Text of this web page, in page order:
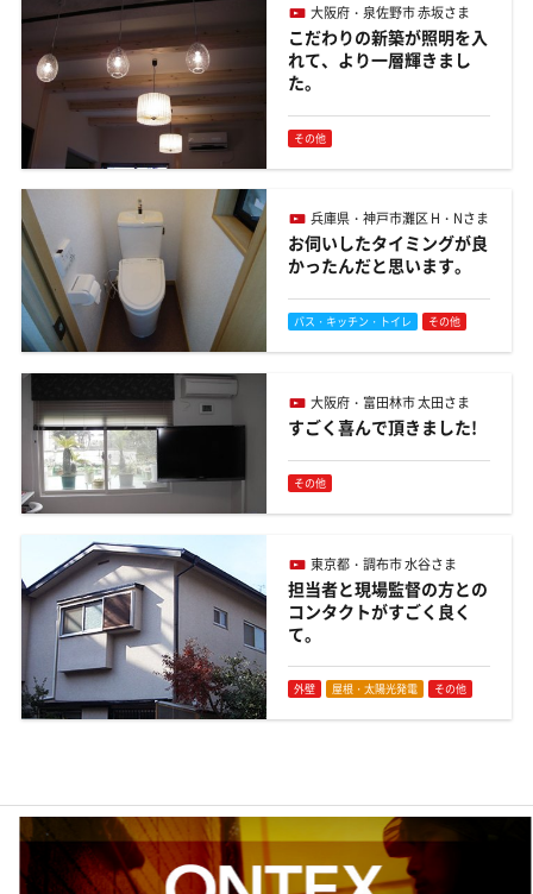
大阪府・泉佐野市 赤坂さま
こだわりの新築が照明を入
れて、より一層輝きまし
た。
その他
兵庫県・神戸市灘区 H・Nさま
お伺いしたタイミングが良
かったんだと思います。
バス・キッチン・トイレ その他
大阪府・富田林市 太田さま
すごく喜んで頂きました!
その他
東京都・調布市 水谷さま
担当者と現場監督の方との
コンタクトがすごく良く
て。
外壁 屋根・太陽光発電 その他